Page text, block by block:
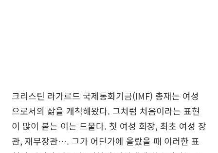
크리스틴 라가르드 국제통화기금(IMF) 총재는 여성
으로서의 삶을 개척해왔다. 그처럼 처음이라는 표현
이 많이 붙는 이는 드물다. 첫 여성 회장, 최초 여성 장
관, 재무장관…. 그가 어딘가에 올랐을 때 이러한 표